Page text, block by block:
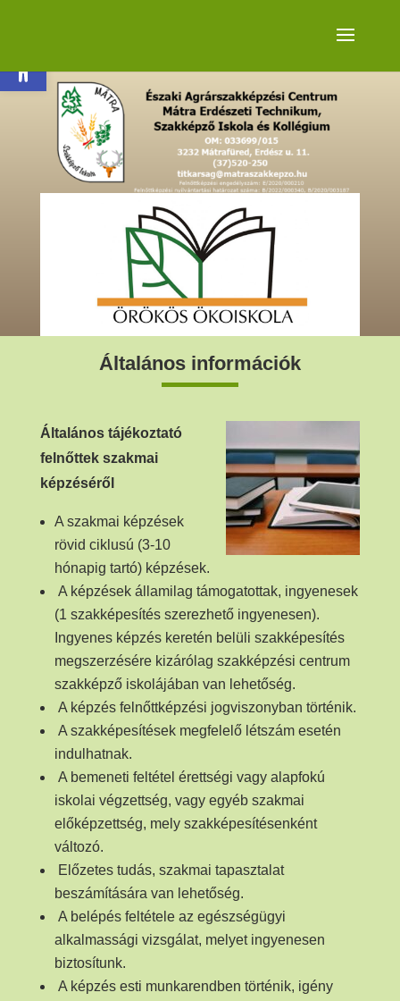
Általános információk
Általános tájékoztató
felnőttek szakmai
képzéséről
A szakmai képzések
rövid ciklusú (3-10
hónapig tartó) képzések.
A képzések államilag támogatottak, ingyenesek
(1 szakképesítés szerezhető ingyenesen).
Ingyenes képzés keretén belüli szakképesítés
megszerzésére kizárólag szakképzési centrum
szakképző iskolájában van lehetőség.
A képzés felnőttképzési jogviszonyban történik.
A szakképesítések megfelelő létszám esetén
indulhatnak.
A bemeneti feltétel érettségi vagy alapfokú
iskolai végzettség, vagy egyéb szakmai
előképzettség, mely szakképesítésenként
változó.
Előzetes tudás, szakmai tapasztalat
beszámítására van lehetőség.
A belépés feltétele az egészségügyi
alkalmassági vizsgálat, melyet ingyenesen
biztosítunk.
A képzés esti munkarendben történik, igény